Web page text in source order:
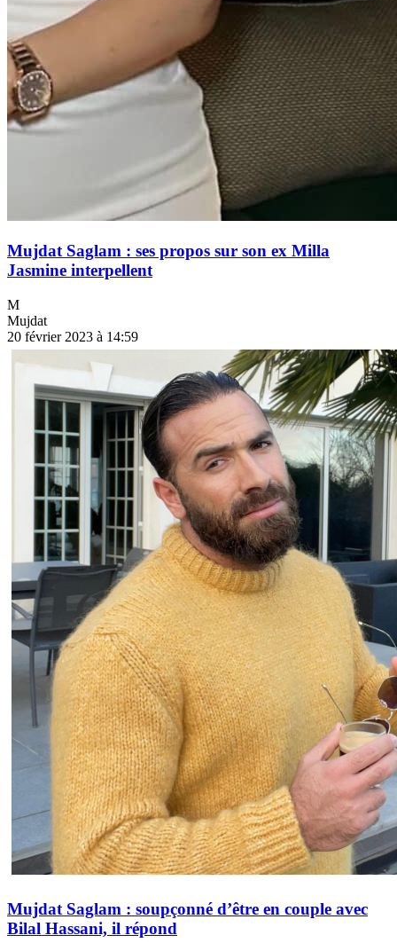
Mujdat Saglam : ses propos sur son ex Milla
Jasmine interpellent
M
Mujdat
20 février 2023 à 14:59
Mujdat Saglam : soupçonné d’être en couple avec
Bilal Hassani, il répond